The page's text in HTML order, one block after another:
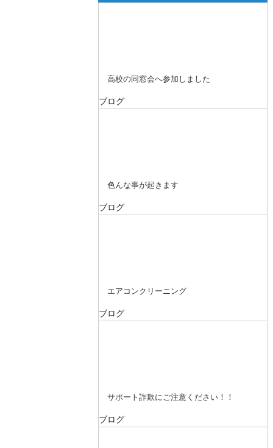
高校の同窓会へ参加しました
ブログ
色んな事が起きます
ブログ
エアコンクリーニング
ブログ
サポート詐欺にご注意ください！！
ブログ